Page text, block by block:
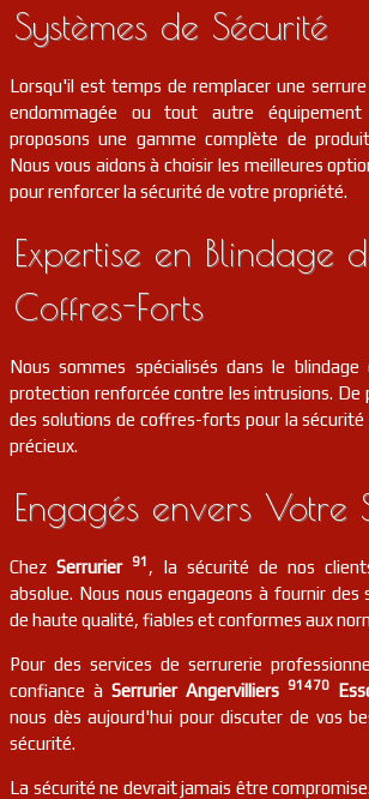
serrurier
91 Cheptainville FR 91630
91 Bouville FR 91880
serrurier 91 Puiselet-le-marais FR 91150
serrurier 91 Chamarande FR 91730
serrurier 91 Authon-la-plaine FR 91410
serrurier 91 Draveil FR
serrurier
Systèmes de Sécurité
Lorsqu'il est temps de remplacer une
endommagée ou tout autre
proposons une gamme complète de
Nous vous aidons à choisir les meilleures
pour renforcer la sécurité de votre propriété.
Expertise en Blindage
Coffres-Forts
Nous sommes spécialisés dans le
protection renforcée contre les intrusions. De
des solutions de coffres-forts pour la sécurité
précieux.
Engagés envers Votre
ChezSerrurier91 , la sécurité de nos
absolue. Nous nous engageons à fournir des
de haute qualité, fiables et conformes aux
Pour des services de serrurerie
confiance à Serrurier Angervilliers 91470
nous dès aujourd'hui pour discuter de vos
sécurité.
La sécurité ne devrait jamais être